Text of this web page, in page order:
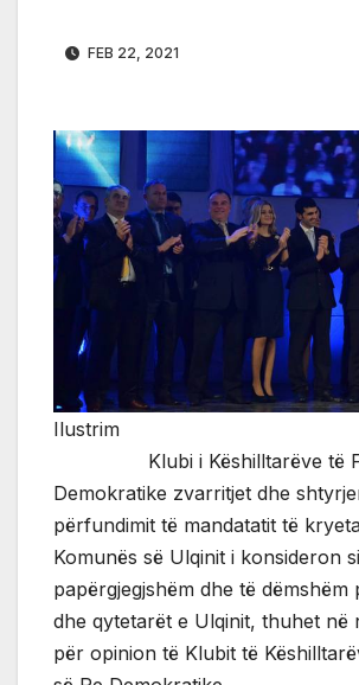
FEB 22, 2021
Ilustrim
Klubi i Këshilltarëve të
Demokratike zvarritjet dhe
përfundimit të mandatatit të
Komunës së Ulqinit i konsideron
papërgjegjshëm dhe të dëmshëm
dhe qytetarët e Ulqinit, thuhet në
për opinion të Klubit të